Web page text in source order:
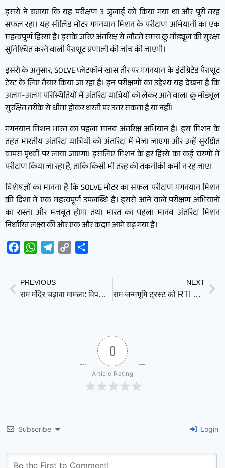
इसरो ने बताया कि यह परीक्षण 3 जुलाई को किया गया था और पूरी तरह
सफल रहा। यह सॉलिड मोटर गगनयान मिशन के परीक्षण अभियानों का एक
महत्वपूर्ण हिस्सा है। इसके जरिए अंतरिक्ष से लौटते समय क्रू मॉड्यूल की सुरक्षा
सुनिश्चित करने वाली पैराशूट प्रणाली की जांच की जाएगी।
इसरो के अनुसार, SOLVE प्लेटफॉर्म खास तौर पर गगनयान के इंटीग्रेटेड पैराशूट
टेस्ट के लिए तैयार किया जा रहा है। इन परीक्षणों का उद्देश्य यह देखना है कि
अलग-अलग परिस्थितियों में अंतरिक्ष यात्रियों को लेकर आने वाला क्रू मॉड्यूल
सुरक्षित तरीके से धीमा होकर धरती पर उतर सकता है या नहीं।
गगनयान मिशन भारत का पहला मानव अंतरिक्ष अभियान है। इस मिशन के
तहत भारतीय अंतरिक्ष यात्रियों को अंतरिक्ष में भेजा जाएगा और उन्हें सुरक्षित
वापस पृथ्वी पर लाया जाएगा। इसलिए मिशन के हर हिस्से का कई चरणों में
परीक्षण किया जा रहा है, ताकि किसी भी तरह की तकनीकी कमी न रह जाए।
विशेषज्ञों का मानना है कि SOLVE मोटर का सफल परीक्षण गगनयान मिशन
की दिशा में एक महत्वपूर्ण उपलब्धि है। इससे आने वाले परीक्षण अभियानों
का रास्ता और मजबूत होगा तथा भारत का पहला मानव अंतरिक्ष मिशन
निर्धारित लक्ष्य की ओर एक और कदम आगे बढ़ गया है।
FacebookWhatsAppTelegram
Copy
PREVIOUS
राम मंदिर चढ़ावा मामला: विपक्षी नेताओं के बयानों की भी जांच करे SIT, VHP ने लिखी चिट्ठी
NEXT
राम जन्मभूमि ट्रस्ट को RTI के दायरे में लाया जाए, CPI(M) सांसद जॉन ब्रिटास ने गृह मंत्री को लिखा पत्र
0
Article Rating
Subscribe Login